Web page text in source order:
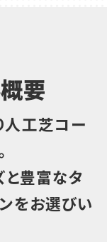
要
人工芝コー
と豊富なタ
をお選びい